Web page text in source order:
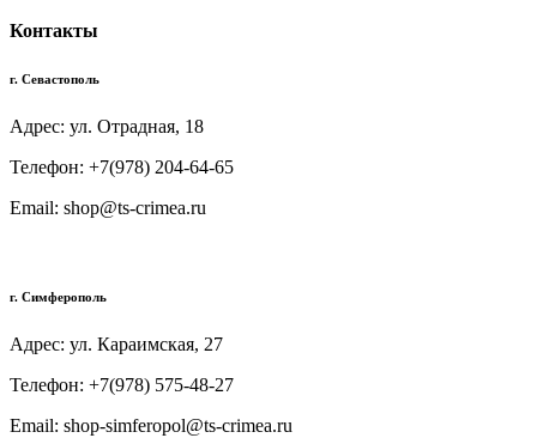
Контакты
г. Севастополь
Адрес: ул. Отрадная, 18
Телефон: +7(978) 204-64-65
Email: shop@ts-crimea.ru
г. Симферополь
Адрес: ул. Караимская, 27
Телефон: +7(978) 575-48-27
Email: shop-simferopol@ts-crimea.ru